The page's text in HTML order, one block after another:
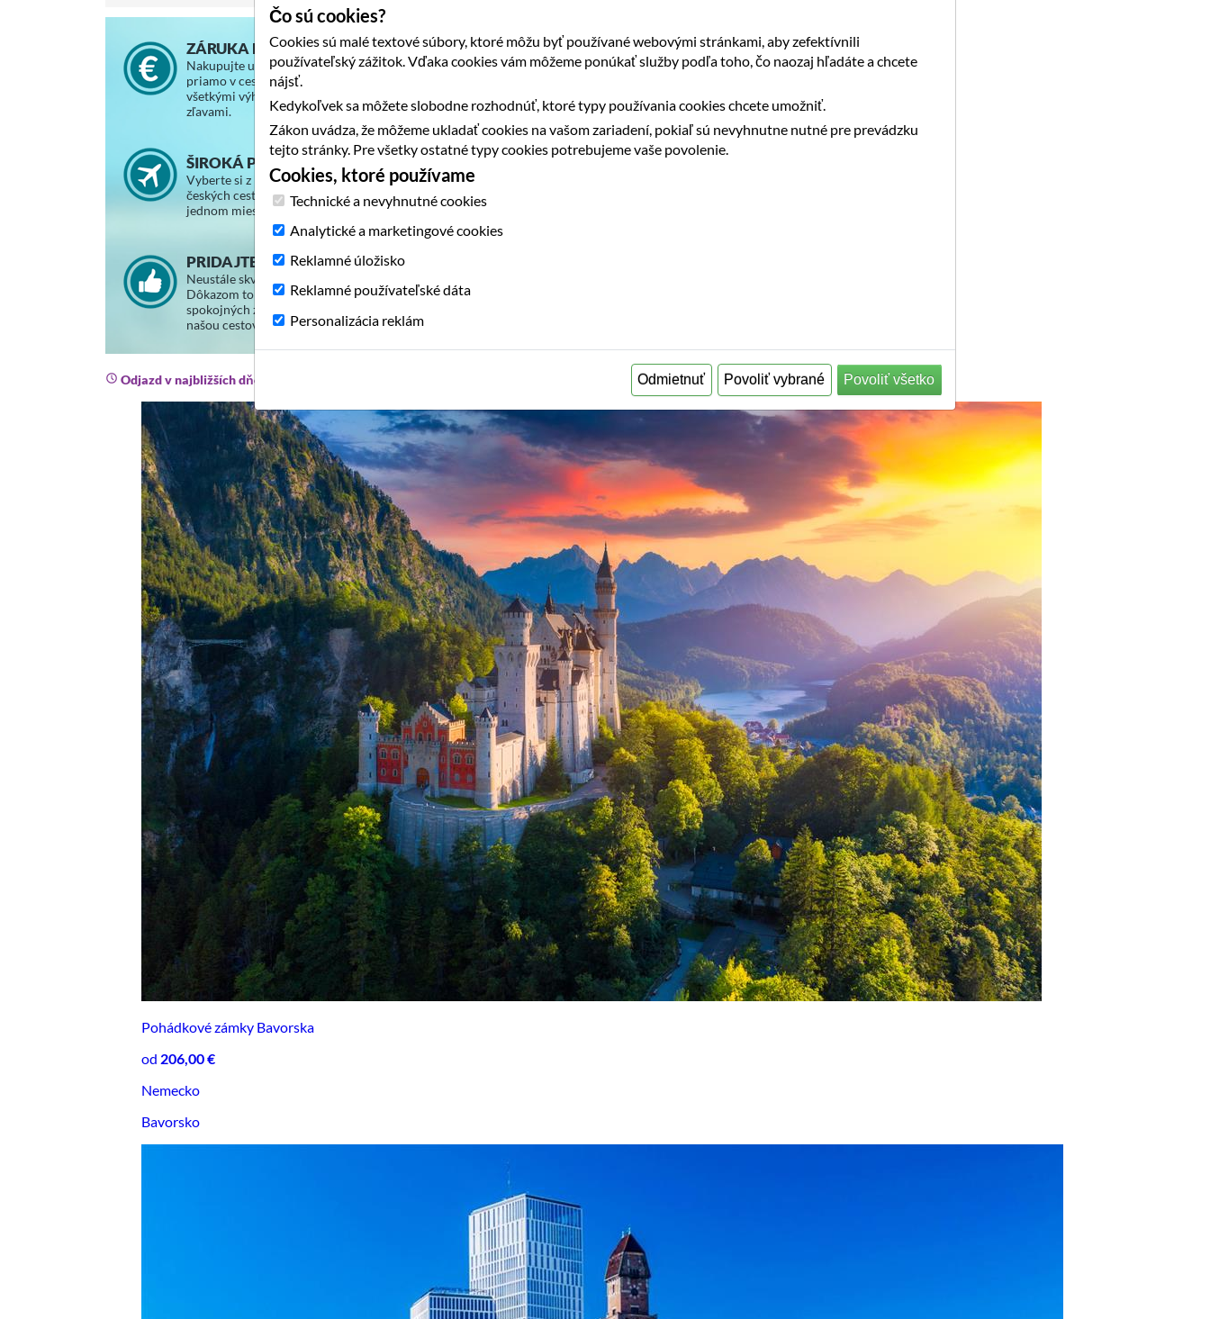
ZÁRUKA NAJNIŽŠEJ CENY
Nakupujte u nás za rovnaké ceny, ako
priamo v cestovnej kancelárii, so
všetkými výhodami a vernostnými
zľavami.
ŠIROKÁ PONUKA ZÁJAZDOV
Vyberte si z ponuky slovenských a
českých cestovných kancelárií na
jednom mieste.
PRIDAJTE SA K SPOKOJNÝM
Neustále skvalitňujeme svoje služby.
Dôkazom toho je stále väčší počet
spokojných zákazníkov, ktorí cestujú s
našou cestovnou agentúrou.
Odjazd v najbližších dňoch
Pohádkové zámky Bavorska
od 206,00 €
Nemecko
Bavorsko
Čo sú cookies?
Cookies sú malé textové súbory, ktoré môžu byť používané webovými stránkami, aby zefektívnili
používateľský zážitok. Vďaka cookies vám môžeme ponúkať služby podľa toho, čo naozaj hľadáte a chcete
nájsť.
Kedykoľvek sa môžete slobodne rozhodnúť, ktoré typy používania cookies chcete umožniť.
Zákon uvádza, že môžeme ukladať cookies na vašom zariadení, pokiaľ sú nevyhnutne nutné pre prevádzku
tejto stránky. Pre všetky ostatné typy cookies potrebujeme vaše povolenie.
Cookies, ktoré používame
Technické a nevyhnutné cookies
Analytické a marketingové cookies
Reklamné úložisko
Reklamné používateľské dáta
Personalizácia reklám
Povoliť všetko
Povoliť vybrané
Odmietnuť